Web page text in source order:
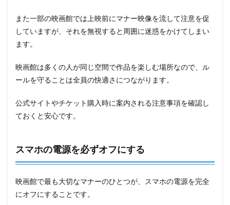
また一部の映画館では上映前にマナー映像を流して注意を促
していますが、それを無視すると周囲に迷惑をかけてしまい
ます。
映画館は多くの人が同じ空間で作品を楽しむ場所なので、ル
ールを守ることは全員の快適さにつながります。
公式サイトやチケット購入時に案内される注意事項を確認し
ておくと安心です。
スマホの電源を必ずオフにする
映画館で最も大切なマナーのひとつが、スマホの電源を完全
にオフにすることです。